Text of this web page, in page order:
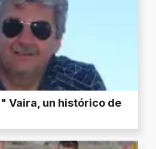
Vaira, un histórico de